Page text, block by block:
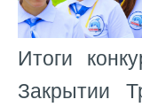
Итоги
Закрытии